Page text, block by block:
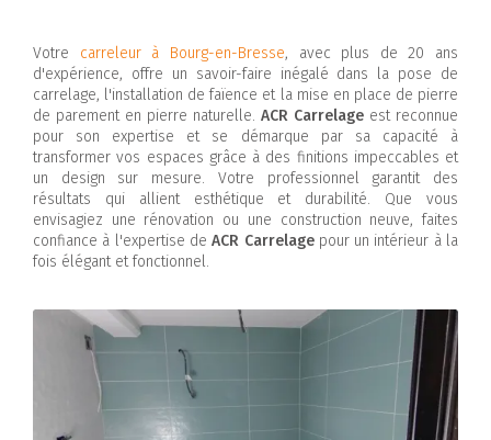
Votre carreleur à Bourg-en-Bresse, avec plus de 20 ans
d'expérience, offre un savoir-faire inégalé dans la pose de
carrelage, l'installation de faïence et la mise en place de pierre
de parement en pierre naturelle. ACR Carrelage est reconnue
pour son expertise et se démarque par sa capacité à
transformer vos espaces grâce à des finitions impeccables et
un design sur mesure. Votre professionnel garantit des
résultats qui allient esthétique et durabilité. Que vous
envisagiez une rénovation ou une construction neuve, faites
confiance à l'expertise deACR Carrelagepour un intérieur à la
fois élégant et fonctionnel.